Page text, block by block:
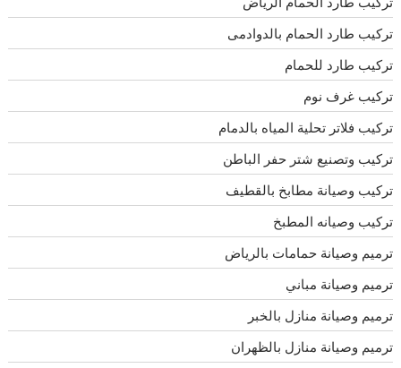
تركيب طارد الحمام بالدوادمى
تركيب طارد للحمام
تركيب غرف نوم
تركيب فلاتر تحلية المياه بالدمام
تركيب وتصنيع شتر حفر الباطن
تركيب وصيانة مطابخ بالقطيف
تركيب وصيانه المطبخ
ترميم وصيانة حمامات بالرياض
ترميم وصيانة مباني
ترميم وصيانة منازل بالخبر
ترميم وصيانة منازل بالظهران